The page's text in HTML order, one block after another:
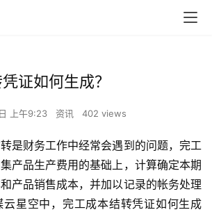
证如何生成？
上午9:23 资讯 402 views
是财务工作中经常会遇到的问题，完工
产品生产费用的基础上，计算确定本期
产品销售成本，并加以记录的帐务处理
星空中，完工成本结转凭证如何生成